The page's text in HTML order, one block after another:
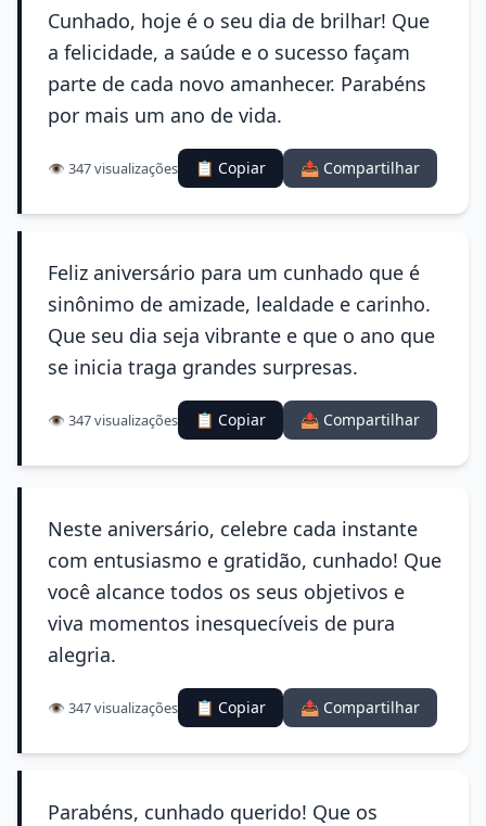
Cunhado, hoje é o seu dia de brilhar! Que
a felicidade, a saúde e o sucesso façam
parte de cada novo amanhecer. Parabéns
por mais um ano de vida.
👁️ 347 visualizações 📋 Copiar 📤 Compartilhar
Feliz aniversário para um cunhado que é
sinônimo de amizade, lealdade e carinho.
Que seu dia seja vibrante e que o ano que
se inicia traga grandes surpresas.
👁️ 347 visualizações 📋 Copiar 📤 Compartilhar
Neste aniversário, celebre cada instante
com entusiasmo e gratidão, cunhado! Que
você alcance todos os seus objetivos e
viva momentos inesquecíveis de pura
alegria.
👁️ 347 visualizações 📋 Copiar 📤 Compartilhar
Parabéns, cunhado querido! Que os